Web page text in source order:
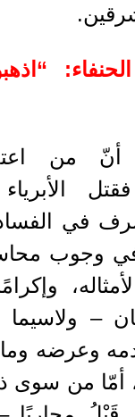
أنّ من
فقتل
في
وجوب
–
وعرضه
أمّا من سوى